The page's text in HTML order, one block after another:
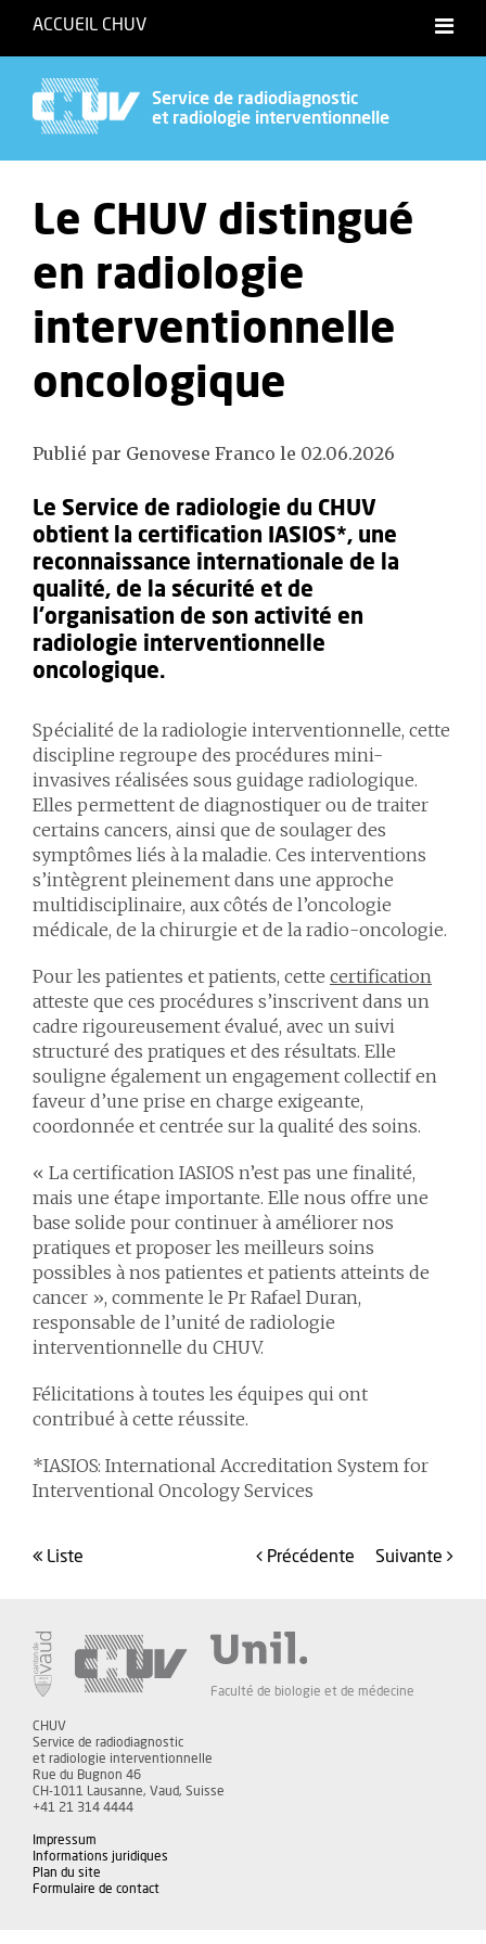
ACCUEIL CHUV
Service de radiodiagnostic
et radiologie interventionnelle
Le CHUV distingué
en radiologie
interventionnelle
oncologique
Publié par Genovese Franco le 02.06.2026
Le Service de radiologie du CHUV
obtient la certification IASIOS*, une
reconnaissance internationale de la
qualité, de la sécurité et de
l’organisation de son activité en
radiologie interventionnelle
oncologique.
Spécialité de la radiologie interventionnelle, cette
discipline regroupe des procédures mini-
invasives réalisées sous guidage radiologique.
Elles permettent de diagnostiquer ou de traiter
certains cancers, ainsi que de soulager des
symptômes liés à la maladie. Ces interventions
s’intègrent pleinement dans une approche
multidisciplinaire, aux côtés de l’oncologie
médicale, de la chirurgie et de la radio-oncologie.
Pour les patientes et patients, cette certification
atteste que ces procédures s’inscrivent dans un
cadre rigoureusement évalué, avec un suivi
structuré des pratiques et des résultats. Elle
souligne également un engagement collectif en
faveur d’une prise en charge exigeante,
coordonnée et centrée sur la qualité des soins.
« La certification IASIOS n’est pas une finalité,
mais une étape importante. Elle nous offre une
base solide pour continuer à améliorer nos
pratiques et proposer les meilleurs soins
possibles à nos patientes et patients atteints de
cancer », commente le Pr Rafael Duran,
responsable de l’unité de radiologie
interventionnelle du CHUV.
Félicitations à toutes les équipes qui ont
contribué à cette réussite.
*IASIOS: International Accreditation System for
Interventional Oncology Services
liste précédente suivante
Faculté de biologie et de médecine
CHUV
Service de radiodiagnostic
et radiologie interventionnelle
Rue du Bugnon 46
CH-1011 Lausanne, Vaud, Suisse
+41 21 314 4444
Impressum
Informations juridiques
Plan du site
Formulaire de contact